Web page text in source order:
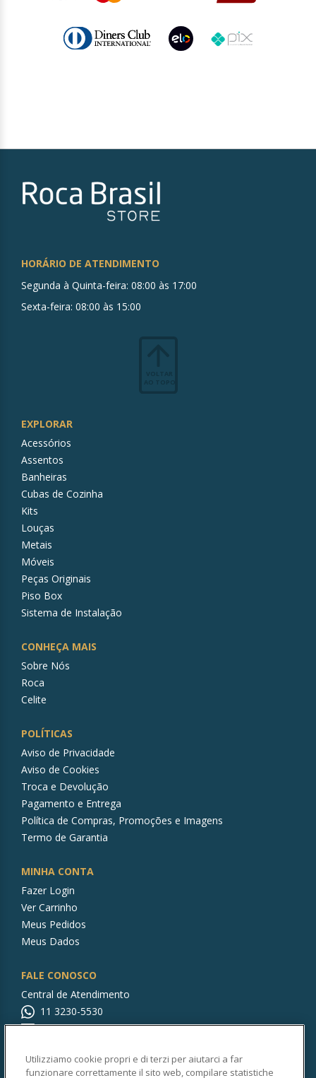
HORÁRIO DE ATENDIMENTO
Segunda à Quinta-feira: 08:00 às 17:00
Sexta-feira: 08:00 às 15:00
EXPLORAR
Acessórios
Assentos
Banheiras
Cubas de Cozinha
Kits
Louças
Metais
Móveis
Peças Originais
Piso Box
Sistema de Instalação
CONHEÇA MAIS
Sobre Nós
Roca
Celite
POLÍTICAS
Aviso de Privacidade
Aviso de Cookies
Troca e Devolução
Pagamento e Entrega
Política de Compras, Promoções e Imagens
Termo de Garantia
MINHA CONTA
Fazer Login
Ver Carrinho
Meus Pedidos
Meus Dados
FALE CONOSCO
Central de Atendimento
11 3230-5530
rocabrasilstore@br.roca.com
CONTINUE CONOSCO!
Utilizziamo cookie propri e di terzi per aiutarci a far
funzionare correttamente il sito web, compilare statistiche